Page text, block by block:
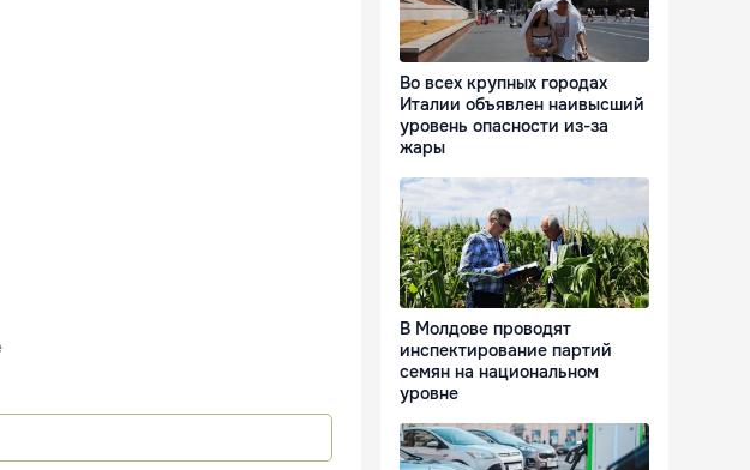
Во всех крупных городах
Италии объявлен наивысший
уровень опасности из-за
жары
В Молдове проводят
инспектирование партий
семян на национальном
уровне